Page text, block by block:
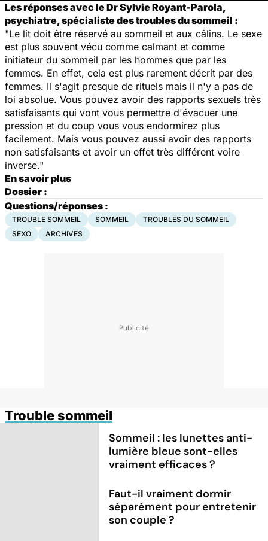
Les réponses avec le Dr Sylvie Royant-Parola,
psychiatre, spécialiste des troubles du sommeil :
"Le lit doit être réservé au sommeil et aux câlins. Le sexe
est plus souvent vécu comme calmant et comme
initiateur du sommeil par les hommes que par les
femmes. En effet, cela est plus rarement décrit par des
femmes. Il s'agit presque de rituels mais il n'y a pas de
loi absolue. Vous pouvez avoir des rapports sexuels très
satisfaisants qui vont vous permettre d'évacuer une
pression et du coup vous vous endormirez plus
facilement. Mais vous pouvez aussi avoir des rapports
non satisfaisants et avoir un effet très différent voire
inverse."
En savoir plus
Dossier :
Questions/réponses :
TROUBLE SOMMEIL SOMMEIL
TROUBLES DU SOMMEIL
SEXO
ARCHIVES
Trouble sommeil
Sommeil : les lunettes anti-
lumière bleue sont-elles
vraiment efficaces ?
Faut-il vraiment dormir
séparément pour entretenir
son couple ?